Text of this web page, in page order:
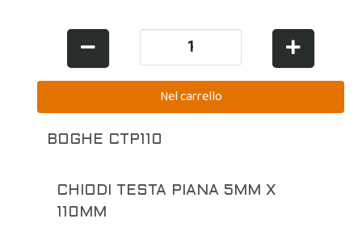
BOGHE CTP110
CHIODI TESTA PIANA 5MM X
110MM